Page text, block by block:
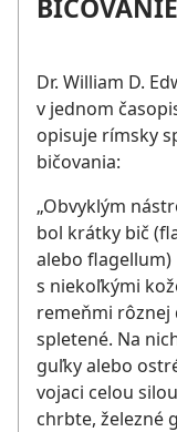
BIČOVANIE
Dr. William D.
v jednom
opisuje rímsky
bičovania:
„Obvyklým
bol krátky bič
alebo flagellum)
s niekoľkými
remeňmi
spletené. Na
guľky alebo
vojaci celou
chrbte, železné